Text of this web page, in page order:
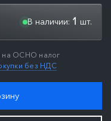
В наличии: 1 шт.
на ОСНО налог
без НДС